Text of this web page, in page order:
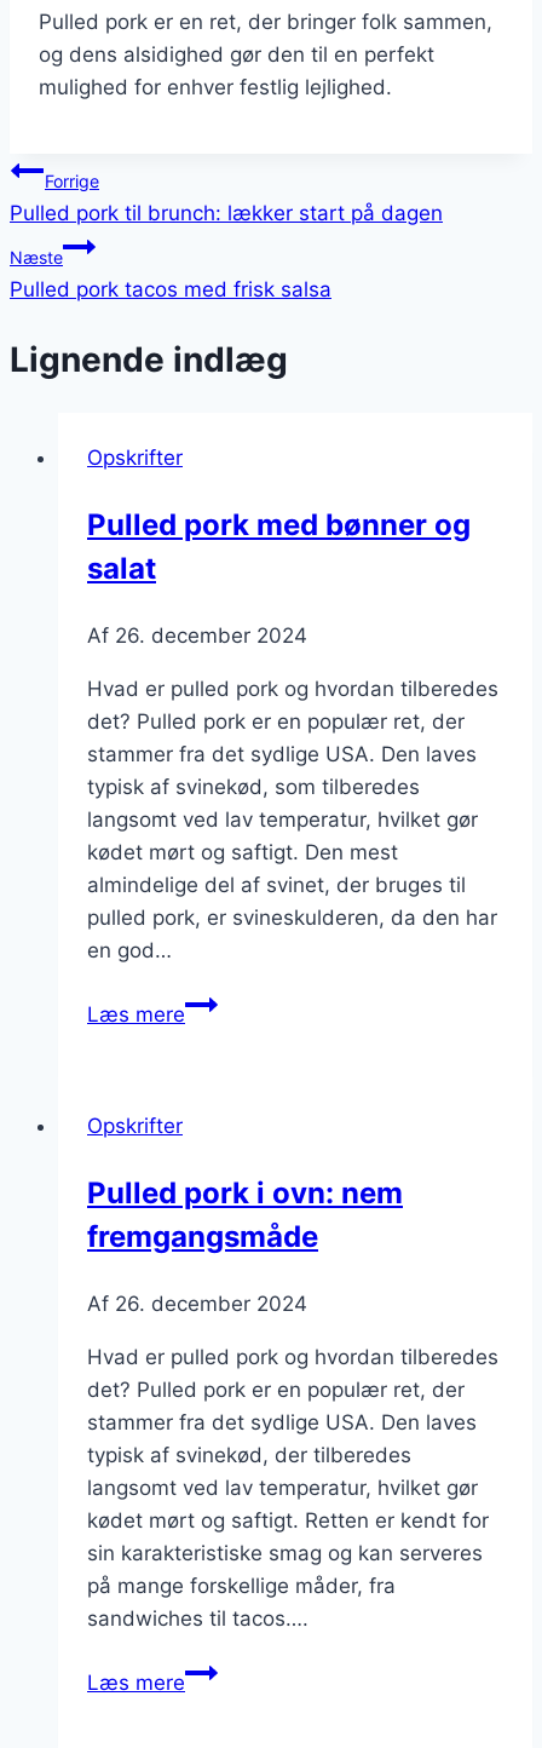
Pulled pork er en ret, der bringer folk sammen,
og dens alsidighed gør den til en perfekt
mulighed for enhver festlig lejlighed.
Indlægsnavigation
Forrige
Pulled pork til brunch: lækker start på dagen
Næste
Pulled pork tacos med frisk salsa
Lignende indlæg
Opskrifter
Pulled pork med bønner og
salat
Af 26. december 2024
Hvad er pulled pork og hvordan tilberedes
det? Pulled pork er en populær ret, der
stammer fra det sydlige USA. Den laves
typisk af svinekød, som tilberedes
langsomt ved lav temperatur, hvilket gør
kødet mørt og saftigt. Den mest
almindelige del af svinet, der bruges til
pulled pork, er svineskulderen, da den har
en god…
Læs merePulled
Opskrifter
Pulled pork i ovn: nem
fremgangsmåde
Af 26. december 2024
Hvad er pulled pork og hvordan tilberedes
det? Pulled pork er en populær ret, der
stammer fra det sydlige USA. Den laves
typisk af svinekød, der tilberedes
langsomt ved lav temperatur, hvilket gør
kødet mørt og saftigt. Retten er kendt for
sin karakteristiske smag og kan serveres
på mange forskellige måder, fra
sandwiches til tacos….
Læs merePulled